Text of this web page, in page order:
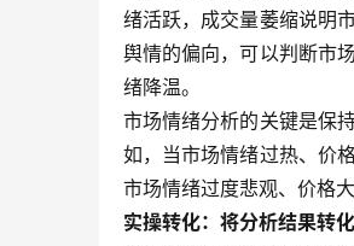
绪活跃，成交量萎缩说明
舆情的偏向，可以判断市
绪降温。
市场情绪分析的关键是保
如，当市场情绪过热、价
市场情绪过度悲观、价格
实操转化：将分析结果转